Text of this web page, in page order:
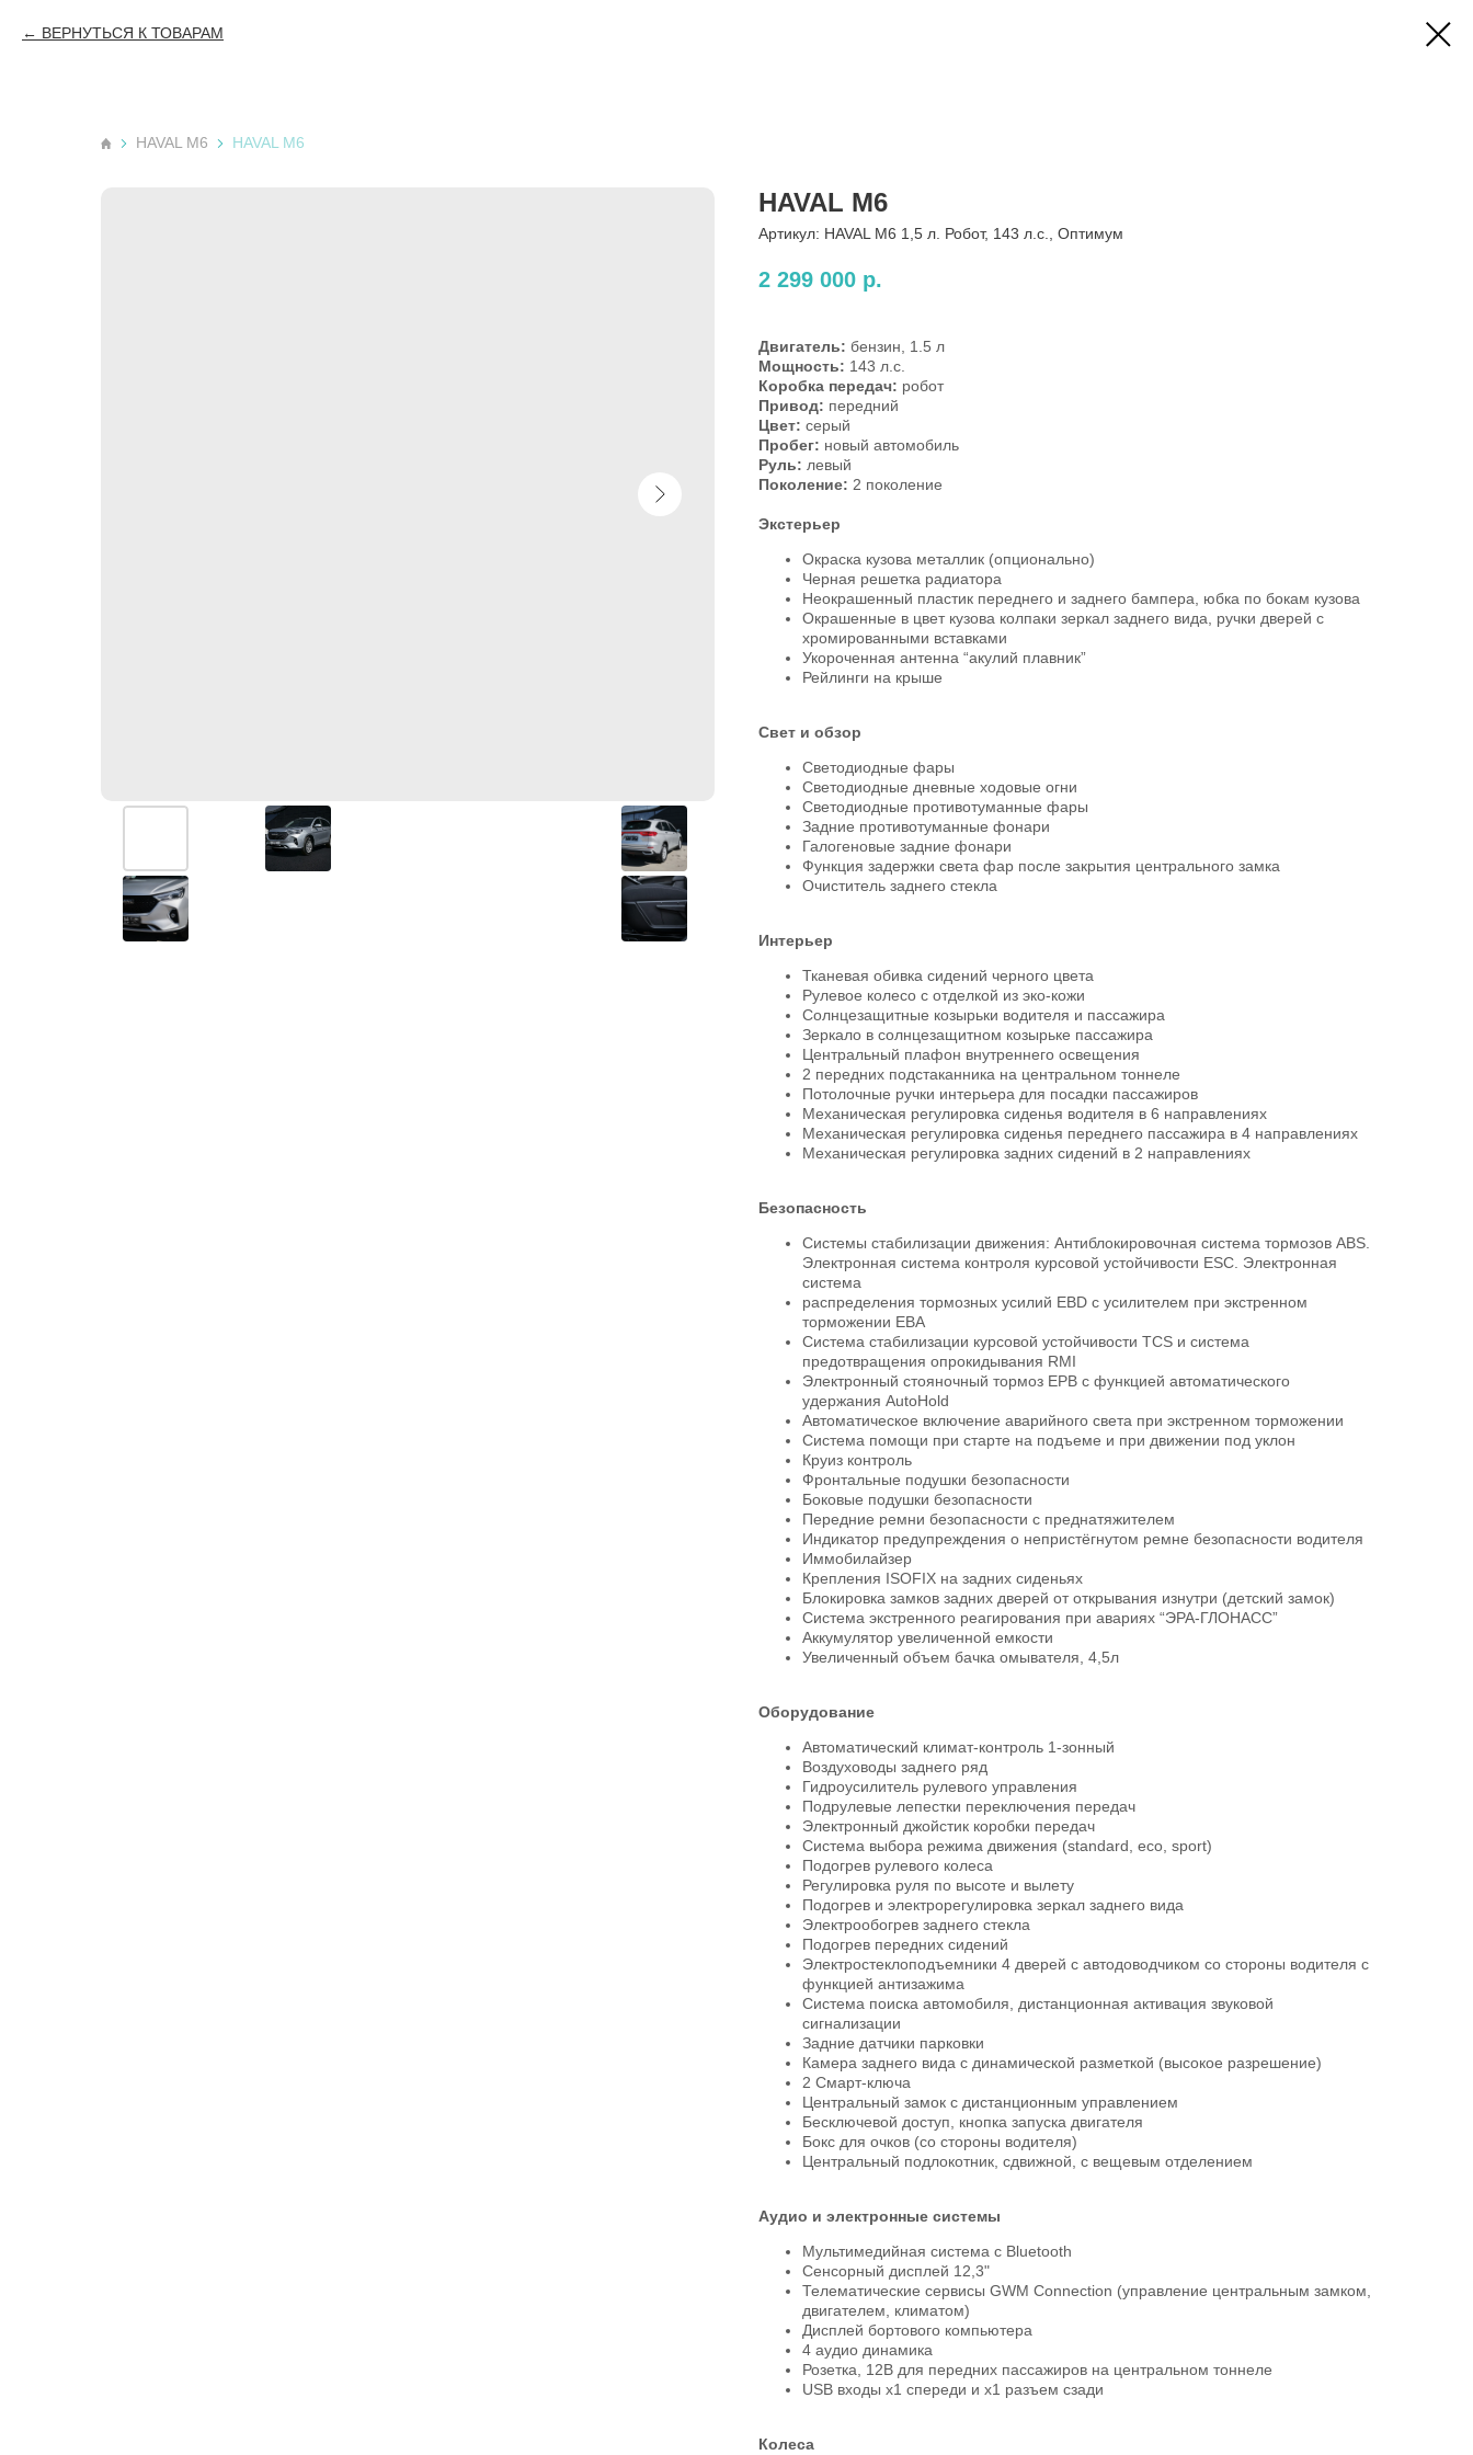
ВЕРНУТЬСЯ К ТОВАРАМ
HAVAL M6 HAVAL M6
HAVAL M6
Артикул: HAVAL M6 1,5 л. Робот, 143 л.с., Оптимум
2 299 000 р.
Двигатель: бензин, 1.5 л
Мощность: 143 л.с.
Коробка передач: робот
Привод: передний
Цвет: серый
Пробег: новый автомобиль
Руль: левый
Поколение: 2 поколение
Экстерьер
Окраска кузова металлик (опционально)
Черная решетка радиатора
Неокрашенный пластик переднего и заднего бампера, юбка по бокам кузова
Окрашенные в цвет кузова колпаки зеркал заднего вида, ручки дверей с
хромированными вставками
Укороченная антенна “акулий плавник”
Рейлинги на крыше
Свет и обзор
Светодиодные фары
Светодиодные дневные ходовые огни
Светодиодные противотуманные фары
Задние противотуманные фонари
Галогеновые задние фонари
Функция задержки света фар после закрытия центрального замка
Очиститель заднего стекла
Интерьер
Тканевая обивка сидений черного цвета
Рулевое колесо с отделкой из эко-кожи
Солнцезащитные козырьки водителя и пассажира
Зеркало в солнцезащитном козырьке пассажира
Центральный плафон внутреннего освещения
2 передних подстаканника на центральном тоннеле
Потолочные ручки интерьера для посадки пассажиров
Механическая регулировка сиденья водителя в 6 направлениях
Механическая регулировка сиденья переднего пассажира в 4 направлениях
Механическая регулировка задних сидений в 2 направлениях
Безопасность
Системы стабилизации движения: Антиблокировочная система тормозов ABS.
Электронная система контроля курсовой устойчивости ESС. Электронная
система
распределения тормозных усилий EBD с усилителем при экстренном
торможении EBA
Система стабилизации курсовой устойчивости TCS и система
предотвращения опрокидывания RMI
Электронный стояночный тормоз EPB с функцией автоматического
удержания AutoHold
Автоматическое включение аварийного света при экстренном торможении
Система помощи при старте на подъеме и при движении под уклон
Круиз контроль
Фронтальные подушки безопасности
Боковые подушки безопасности
Передние ремни безопасности c преднатяжителем
Индикатор предупреждения о непристёгнутом ремне безопасности водителя
Иммобилайзер
Крепления ISOFIX на задних сиденьях
Блокировка замков задних дверей от открывания изнутри (детский замок)
Система экстренного реагирования при авариях “ЭРА-ГЛОНАСС”
Аккумулятор увеличенной емкости
Увеличенный объем бачка омывателя, 4,5л
Оборудование
Автоматический климат-контроль 1-зонный
Воздуховоды заднего ряд
Гидроусилитель рулевого управления
Подрулевые лепестки переключения передач
Электронный джойстик коробки передач
Система выбора режима движения (standard, eco, sport)
Подогрев рулевого колеса
Регулировка руля по высоте и вылету
Подогрев и электрорегулировка зеркал заднего вида
Электрообогрев заднего стекла
Подогрев передних сидений
Электростеклоподъемники 4 дверей с автодоводчиком со стороны водителя с
функцией антизажима
Система поиска автомобиля, дистанционная активация звуковой
сигнализации
Задние датчики парковки
Камера заднего вида с динамической разметкой (высокое разрешение)
2 Смарт-ключа
Центральный замок с дистанционным управлением
Бесключевой доступ, кнопка запуска двигателя
Бокс для очков (со стороны водителя)
Центральный подлокотник, сдвижной, с вещевым отделением
Аудио и электронные системы
Мультимедийная система с Bluetooth
Сенсорный дисплей 12,3"
Телематические сервисы GWM Connection (управление центральным замком,
двигателем, климатом)
Дисплей бортового компьютера
4 аудио динамика
Розетка, 12В для передних пассажиров на центральном тоннеле
USB входы x1 спереди и x1 разъем сзади
Колеса